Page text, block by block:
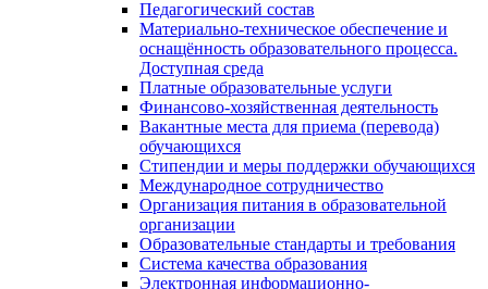
Педагогический состав
Материально-техническое обеспечение и
оснащённость образовательного процесса.
Доступная среда
Платные образовательные услуги
Финансово-хозяйственная деятельность
Вакантные места для приема (перевода)
обучающихся
Стипендии и меры поддержки обучающихся
Международное сотрудничество
Организация питания в образовательной
организации
Образовательные стандарты и требования
Система качества образования
Электронная информационно-